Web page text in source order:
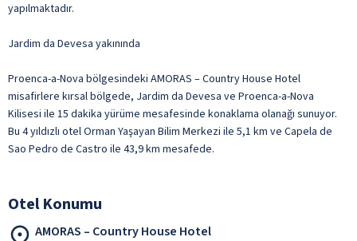
yapılmaktadır.
Jardim da Devesa yakınında
Proenca-a-Nova bölgesindeki AMORAS – Country House Hotel
misafirlere kırsal bölgede, Jardim da Devesa ve Proenca-a-Nova
Kilisesi ile 15 dakika yürüme mesafesinde konaklama olanağı sunuyor.
Bu 4 yıldızlı otel Orman Yaşayan Bilim Merkezi ile 5,1 km ve Capela de
Sao Pedro de Castro ile 43,9 km mesafede.
Otel Konumu
AMORAS – Country House Hotel